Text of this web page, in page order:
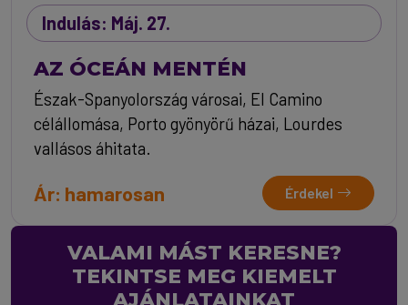
Indulás: Máj. 27.
AZ ÓCEÁN MENTÉN
Észak-Spanyolország városai, El Camino
célállomása, Porto gyönyörű házai, Lourdes
vallásos áhitata.
Ár: hamarosan Érdekel
VALAMI MÁST KERESNE?
TEKINTSE MEG KIEMELT
AJÁNLATAINKAT